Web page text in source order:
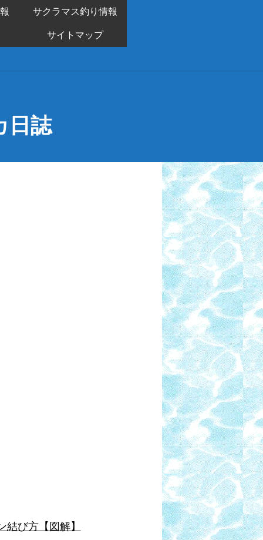
日誌
サクラマス釣り情報
サイトマップ
び方【図解】